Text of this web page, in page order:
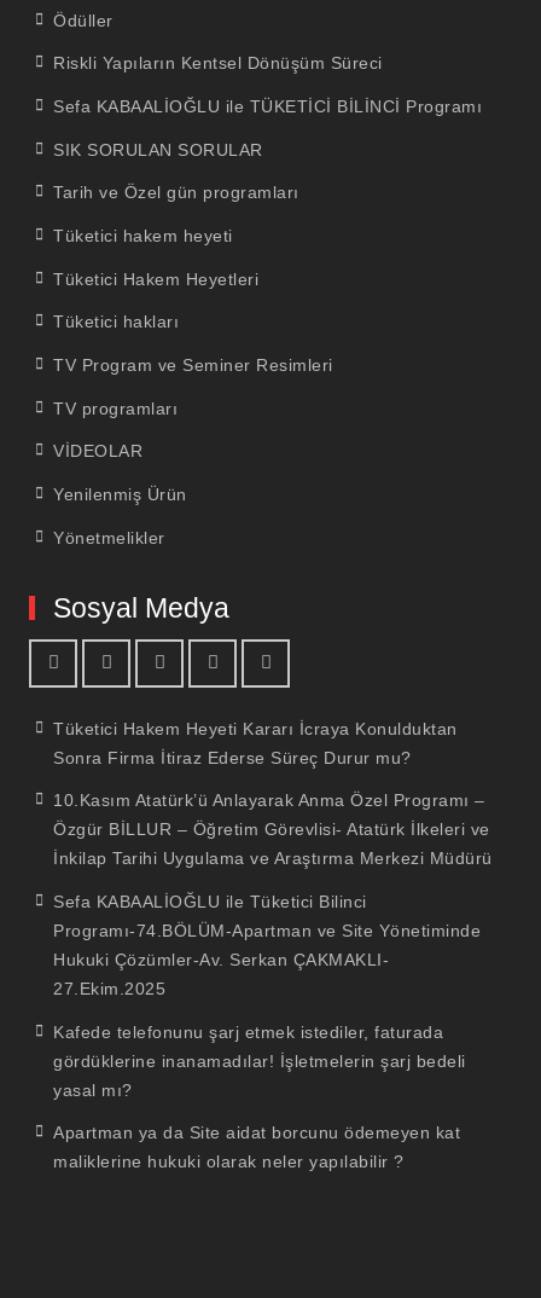
Ödüller
Riskli Yapıların Kentsel Dönüşüm Süreci
Sefa KABAALİOĞLU ile TÜKETİCİ BİLİNCİ Programı
SIK SORULAN SORULAR
Tarih ve Özel gün programları
Tüketici hakem heyeti
Tüketici Hakem Heyetleri
Tüketici hakları
TV Program ve Seminer Resimleri
TV programları
VİDEOLAR
Yenilenmiş Ürün
Yönetmelikler
Sosyal Medya
facebookyoutube linkedin twitter İnstagram
Tüketici Hakem Heyeti Kararı İcraya Konulduktan
Sonra Firma İtiraz Ederse Süreç Durur mu?
10.Kasım Atatürk’ü Anlayarak Anma Özel Programı –
Özgür BİLLUR – Öğretim Görevlisi- Atatürk İlkeleri ve
İnkilap Tarihi Uygulama ve Araştırma Merkezi Müdürü
Sefa KABAALİOĞLU ile Tüketici Bilinci
Programı-74.BÖLÜM-Apartman ve Site Yönetiminde
Hukuki Çözümler-Av. Serkan ÇAKMAKLI-
27.Ekim.2025
Kafede telefonunu şarj etmek istediler, faturada
gördüklerine inanamadılar! İşletmelerin şarj bedeli
yasal mı?
Apartman ya da Site aidat borcunu ödemeyen kat
maliklerine hukuki olarak neler yapılabilir ?